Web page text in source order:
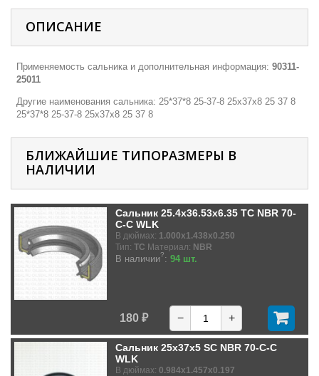
ОПИСАНИЕ
Применяемость сальника и дополнительная информация:90311-
25011
Другие наименования сальника: 25*37*8 25-37-8 25х37х8 25 37 8
25*37*8 25-37-8 25х37х8 25 37 8
БЛИЖАЙШИЕ ТИПОРАЗМЕРЫ В
НАЛИЧИИ
Сальник 25.4x36.53x6.35 TC NBR 70-
C-C WLK
В дюймах: 1.000x1.438x0.250
Тип: TC Материал: NBR
В наличии?: 94 шт.
180 ₽ − +
Сальник 25x37x5 SC NBR 70-C-C
WLK
В дюймах: 0.984x1.457x0.197